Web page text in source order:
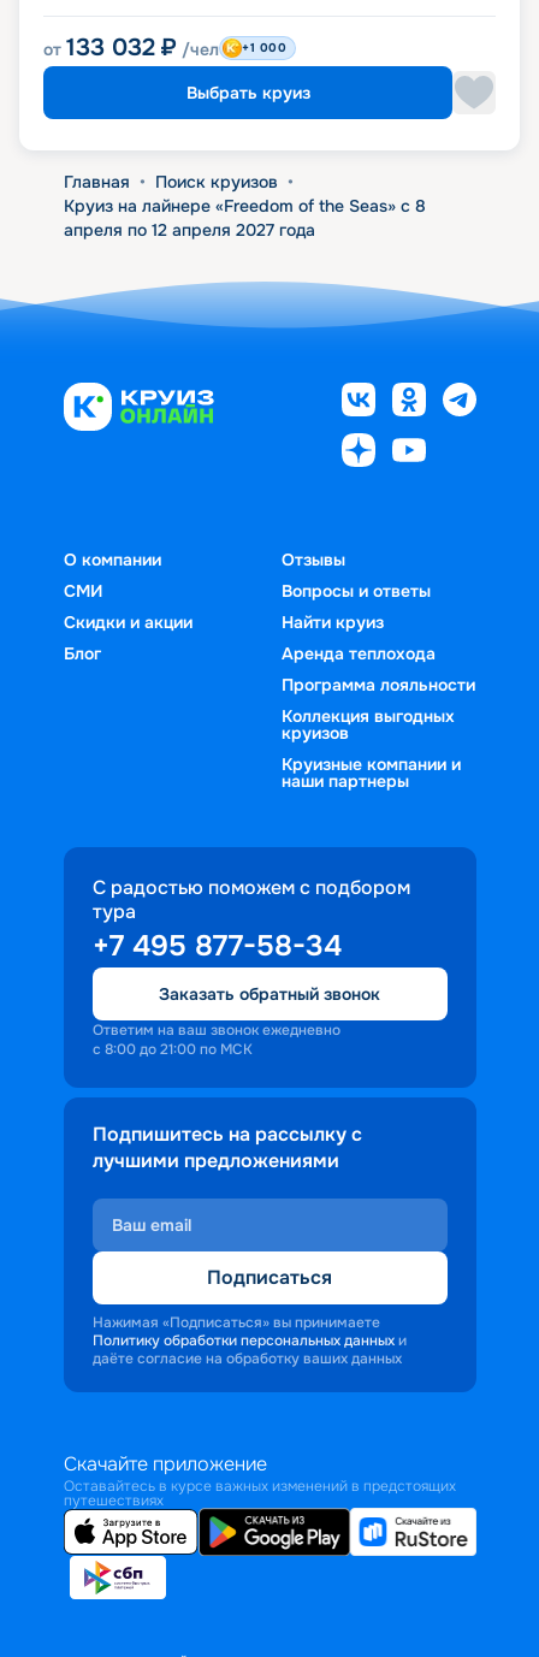
от 133 032 ₽ /чел +1 000
Выбрать круиз
Главная • Поиск круизов •
Круиз на лайнере «Freedom of the Seas» с 8
апреля по 12 апреля 2027 года
О компании
СМИ
Скидки и акции
Блог
Отзывы
Вопросы и ответы
Найти круиз
Аренда теплохода
Программа лояльности
Коллекция выгодных
круизов
Круизные компании и
наши партнеры
С радостью поможем с подбором
тура
+7 495 877-58-34
Заказать обратный звонок
Ответим на ваш звонок ежедневно
с 8:00 до 21:00 по МСК
Подпишитесь на рассылку с
лучшими предложениями
Подписаться
Нажимая «Подписаться» вы принимаете
Политику обработки персональных данных и
даёте согласие на обработку ваших данных
Скачайте приложение
Оставайтесь в курсе важных изменений в предстоящих
путешествиях